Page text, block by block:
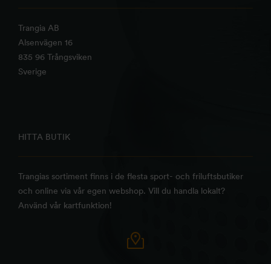
Trangia AB
Alsenvägen 16
835 96 Trångsviken
Sverige
HITTA BUTIK
Trangias sortiment finns i de flesta sport- och friluftsbutiker
och online via vår egen webshop. Vill du handla lokalt?
Använd vår kartfunktion!